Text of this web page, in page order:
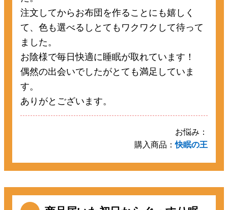
注文してからお布団を作ることにも嬉しく
て、色も選べるしとてもワクワクして待って
ました。
お陰様で毎日快適に睡眠が取れています！
偶然の出会いでしたがとても満足していま
す。
ありがとございます。
お悩み：
購入商品：快眠の王